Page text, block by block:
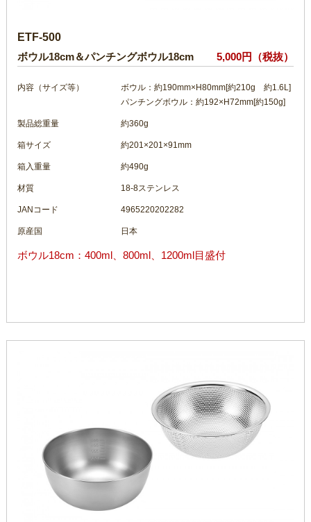
ETF-500
ボウル18cm＆パンチングボウル18cm
5,000円（税抜）
内容（サイズ等）
ボウル：約190mm×H80mm[約210g 約1.6L]
パンチングボウル：約192×H72mm[約150g]
製品総重量 約360g
箱サイズ 約201×201×91mm
箱入重量 約490g
材質 18-8ステンレス
JANコード 4965220202282
原産国 日本
ボウル18cm：400ml、800ml、1200ml目盛付